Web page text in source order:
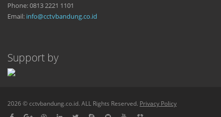
Phone: 0813 2221 1101
Email: info@cctvbandung.co.id
Support by
2026 © cctvbandung.co.id. ALL Rights Reserved. Privacy Policy